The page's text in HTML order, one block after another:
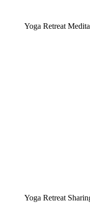
Yoga Retreat
Yoga Retreat